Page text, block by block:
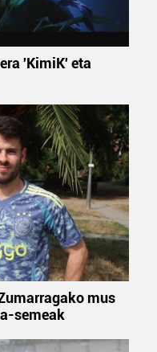
'KimiK' eta
mus
semeak